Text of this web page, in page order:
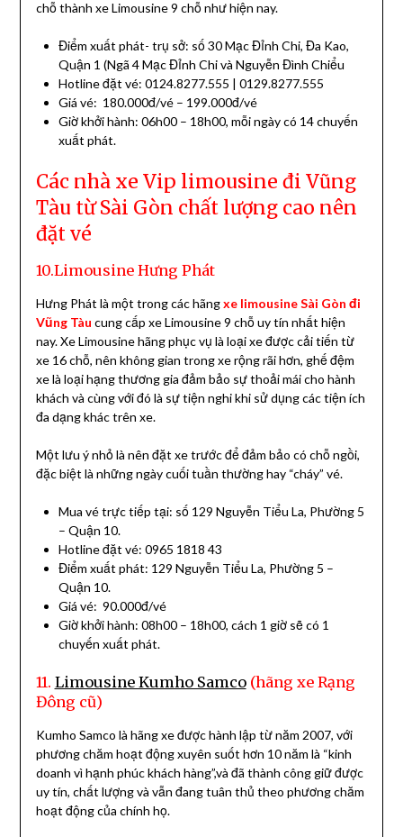
chỗ thành xe Limousine 9 chỗ như hiện nay.
Điểm xuất phát- trụ sở: số 30 Mạc Đỉnh Chi, Đa Kao,
Quận 1 (Ngã 4 Mạc Đỉnh Chi và Nguyễn Đình Chiểu
Hotline đặt vé: 0124.8277.555 | 0129.8277.555
Giá vé: 180.000đ/vé – 199.000đ/vé
Giờ khởi hành: 06h00 – 18h00, mỗi ngày có 14 chuyến
xuất phát.
Các nhà xe Vip limousine đi Vũng
Tàu từ Sài Gòn chất lượng cao nên
đặt vé
10.Limousine Hưng Phát
Hưng Phát là một trong các hãngxe limousine Sài Gòn đi
Vũng Tàu cung cấp xe Limousine 9 chỗ uy tín nhất hiện
nay. Xe Limousine hãng phục vụ là loại xe được cải tiến từ
xe 16 chỗ, nên không gian trong xe rộng rãi hơn, ghế đệm
xe là loại hạng thương gia đảm bảo sự thoải mái cho hành
khách và cùng với đó là sự tiện nghi khi sử dụng các tiện ích
đa dạng khác trên xe.
Một lưu ý nhỏ là nên đặt xe trước để đảm bảo có chỗ ngồi,
đặc biệt là những ngày cuối tuần thường hay “cháy” vé.
Mua vé trực tiếp tại: số 129 Nguyễn Tiểu La, Phường 5
– Quận 10.
Hotline đặt vé: 0965 1818 43
Điểm xuất phát: 129 Nguyễn Tiểu La, Phường 5 –
Quận 10.
Giá vé: 90.000đ/vé
Giờ khởi hành: 08h00 – 18h00, cách 1 giờ sẽ có 1
chuyến xuất phát.
11. Limousine Kumho Samco(hãng xe Rạng
Đông cũ)
Kumho Samco là hãng xe được hành lập từ năm 2007, với
phương chăm hoạt động xuyên suốt hơn 10 năm là “kinh
doanh vì hạnh phúc khách hàng”,và đã thành công giữ được
uy tín, chất lượng và vẫn đang tuân thủ theo phương chăm
hoạt động của chính họ.